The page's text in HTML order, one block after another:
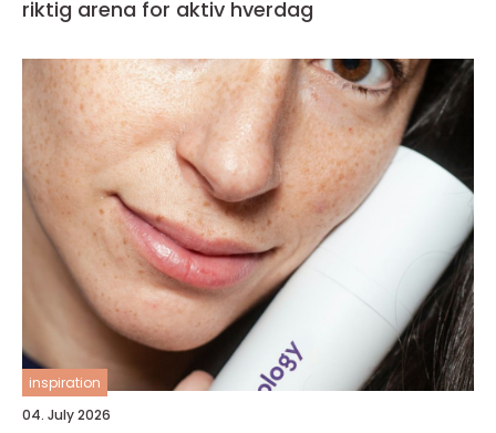
riktig arena for aktiv hverdag
inspiration
04. July 2026